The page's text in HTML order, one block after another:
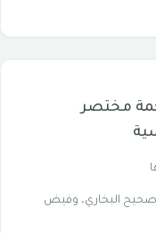
مختصر
صحيح البخاري، وفيض